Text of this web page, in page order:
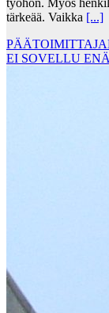
tärkeää. Vaikka [...]
EI SOVELLU